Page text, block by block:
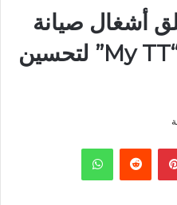
أشغال صيانة
دورية على تطبيق “My TT” لتحسين
بينتيريست واتساب